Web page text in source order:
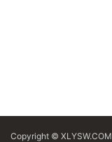
Copyright ©